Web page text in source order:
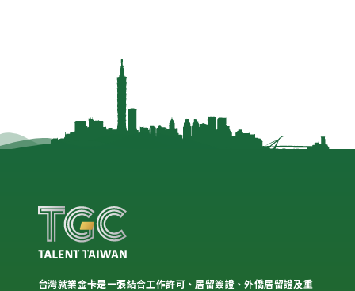
台灣就業金卡是一張結合工作許可、居留簽證、外僑居留證及重